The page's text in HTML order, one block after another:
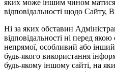
яких може іншим чином матися
відповідальності щодо Сайту,
Ні за яких обставин
відповідальності ні перед
непрямої, особливий або
будь-якого використання
будь-якому іншому сайті, на